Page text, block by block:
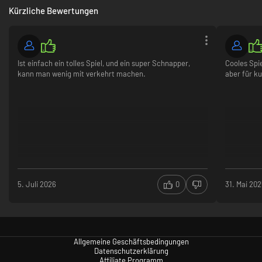
Kürzliche Bewertungen
Ist einfach ein tolles Spiel, und ein super Schnapper,
kann man wenig mit verkehrt machen.
5. Juli 2026 0
Cooles
aber für
31. Mai
Allgemeine Geschäftsbedingungen
Datenschutzerklärung
Affiliate Programm